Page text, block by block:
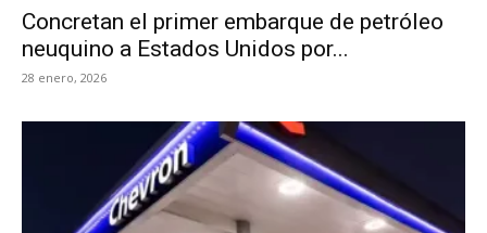
Concretan el primer embarque de petróleo
neuquino a Estados Unidos por...
28 enero, 2026